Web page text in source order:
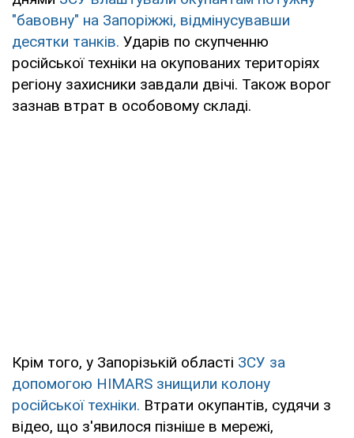
"бавовну" на Запоріжжі, відмінусувавши
десятки танків. Ударів по скупченню
російської техніки на окупованих територіях
регіону захисники завдали двічі. Також ворог
зазнав втрат в особовому складі.
Крім того, у Запорізькій області ЗСУ за
допомогою HIMARS знищили колону
російської техніки. Втрати окупантів, судячи з
відео, що з'явилося пізніше в мережі,